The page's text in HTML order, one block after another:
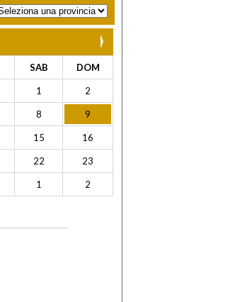
SAB DOM
1 2
8 9
15 16
22 23
1 2